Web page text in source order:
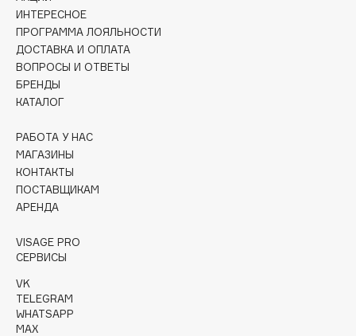
Collagenina
Consly
Corimo
Cottolina
Cunzite
Curaprox
d'Alba
DABO
DARLING*
Darphin
ИНТЕРЕСНОЕ
ПРОГРАММА ЛОЯЛЬНОСТИ
ДОСТАВКА И ОПЛАТА
ВОПРОСЫ И ОТВЕТЫ
БРЕНДЫ
КАТАЛОГ
РАБОТА У НАС
МАГАЗИНЫ
КОНТАКТЫ
ПОСТАВЩИКАМ
АРЕНДА
VISAGE PRO
СЕРВИСЫ
VK
TELEGRAM
WHATSAPP
MAX